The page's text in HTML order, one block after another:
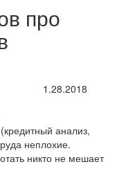
про
1.28.2018
анализ,
неплохие.
никто не мешает